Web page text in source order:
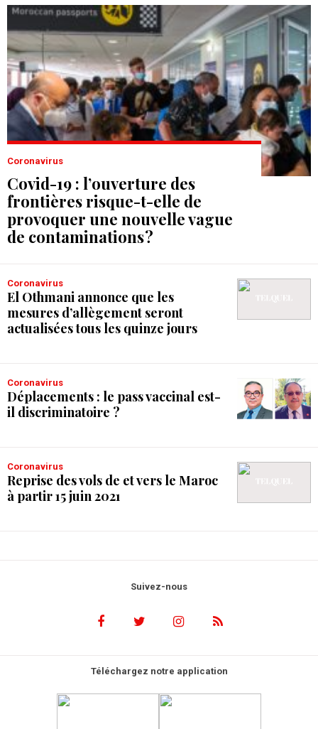
Coronavirus
Covid-19 : l’ouverture des
frontières risque-t-elle de
provoquer une nouvelle vague
de contaminations ?
Coronavirus
El Othmani annonce que les
mesures d’allègement seront
actualisées tous les quinze jours
Coronavirus
Déplacements : le pass vaccinal est-
il discriminatoire ?
Coronavirus
Reprise des vols de et vers le Maroc
à partir 15 juin 2021
Suivez-nous
Téléchargez notre application